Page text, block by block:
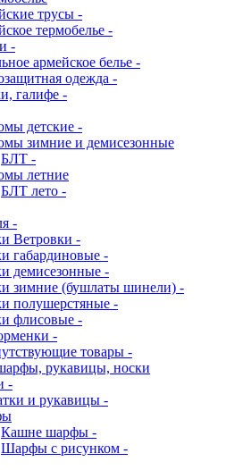
трусы -
термобелье -
-
армейское белье -
одежда -
галифе -
детские -
зимние и демисезонные
БЛТ -
летние
БЛТ лето -
-
Ветровки -
габардиновые -
демисезонные -
зимние (бушлаты шинели) -
полушерстяные -
флисовые -
-
товары -
рукавицы, носки
-
и рукавицы -
Кашне шарфы -
Шарфы с рисунком -